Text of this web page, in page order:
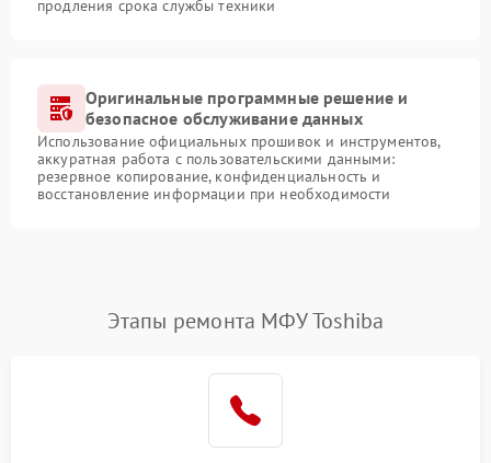
продления срока службы техники
Оригинальные программные решение и
безопасное обслуживание данных
Использование официальных прошивок и инструментов,
аккуратная работа с пользовательскими данными:
резервное копирование, конфиденциальность и
восстановление информации при необходимости
Этапы ремонта МФУ Toshiba